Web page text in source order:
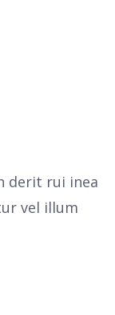
derit rui inea
vel illum